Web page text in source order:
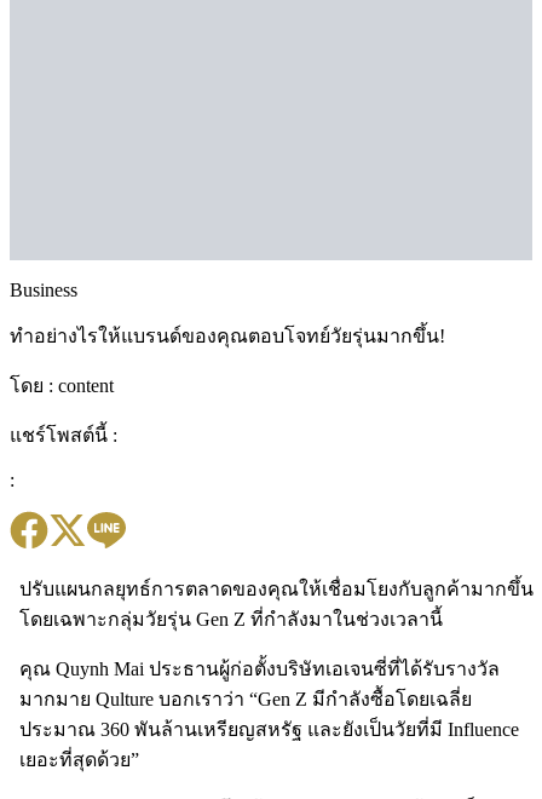
Business
ทำอย่างไรให้แบรนด์ของคุณตอบโจทย์วัยรุ่นมากขึ้น!
โดย : content
แชร์โพสต์นี้ :
:
ปรับแผนกลยุทธ์การตลาดของคุณให้เชื่อมโยงกับลูกค้ามากขึ้น
โดยเฉพาะกลุ่มวัยรุ่น Gen Z ที่กำลังมาในช่วงเวลานี้
คุณ Quynh Mai ประธานผู้ก่อตั้งบริษัทเอเจนซี่ที่ได้รับรางวัล
มากมาย Qulture บอกเราว่า “Gen Z มีกำลังซื้อโดยเฉลี่ย
ประมาณ 360 พันล้านเหรียญสหรัฐ และยังเป็นวัยที่มี Influence
เยอะที่สุดด้วย”